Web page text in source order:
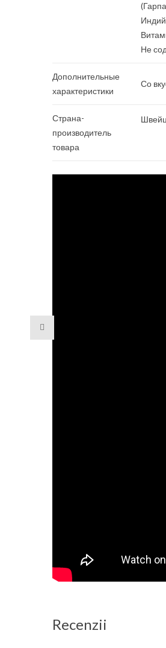
Не
Дополнительные
характеристики
Со
Страна-
производитель
товара
Recenzii